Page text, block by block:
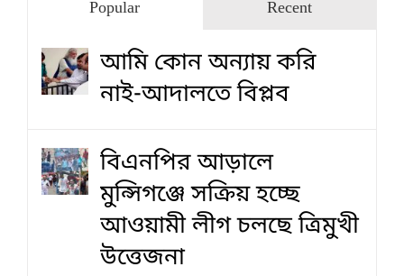
Popular Recent
আমি কোন অন্যায় করি
নাই-আদালতে বিপ্লব
বিএনপির আড়ালে
মুন্সিগঞ্জে সক্রিয় হচ্ছে
আওয়ামী লীগ চলছে ত্রিমুখী
উত্তেজনা